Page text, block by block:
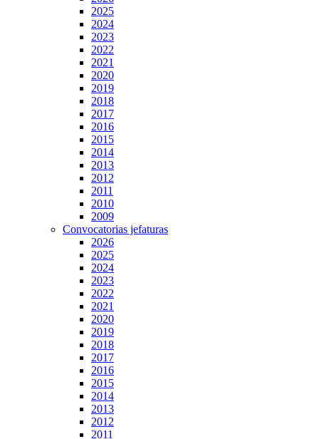
2025
2024
2023
2022
2021
2020
2019
2018
2017
2016
2015
2014
2013
2012
2011
2010
2009
Convocatorias jefaturas
2026
2025
2024
2023
2022
2021
2020
2019
2018
2017
2016
2015
2014
2013
2012
2011